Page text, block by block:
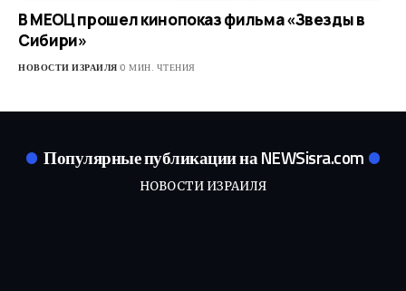
В МЕОЦ прошел кинопоказ фильма «Звезды в
Сибири»
НОВОСТИ ИЗРАИЛЯ 0 МИН. ЧТЕНИЯ
Популярные публикации на NEWSisra.com
НОВОСТИ ИЗРАИЛЯ